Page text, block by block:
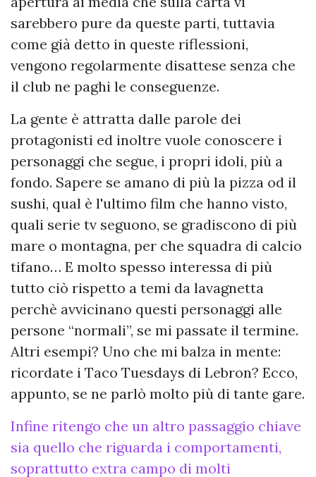
sarebbero pure da queste parti, tuttavia
come già detto in queste riflessioni,
vengono regolarmente disattese senza che
il club ne paghi le conseguenze.
La gente è attratta dalle parole dei
protagonisti ed inoltre vuole conoscere i
personaggi che segue, i propri idoli, più a
fondo. Sapere se amano di più la pizza od il
sushi, qual è l'ultimo film che hanno visto,
quali serie tv seguono, se gradiscono di più
mare o montagna, per che squadra di calcio
tifano… E molto spesso interessa di più
tutto ciò rispetto a temi da lavagnetta
perchè avvicinano questi personaggi alle
persone “normali”, se mi passate il termine.
Altri esempi? Uno che mi balza in mente:
ricordate i Taco Tuesdays di Lebron? Ecco,
appunto, se ne parlò molto più di tante gare.
Infine ritengo che un altro passaggio chiave
sia quello che riguarda i comportamenti,
soprattutto extra campo di molti